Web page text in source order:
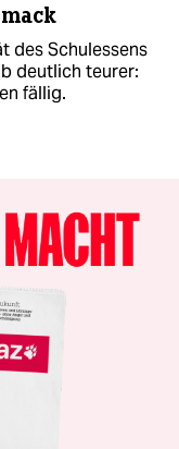
des Schulessens
deutlich teurer:
fällig.